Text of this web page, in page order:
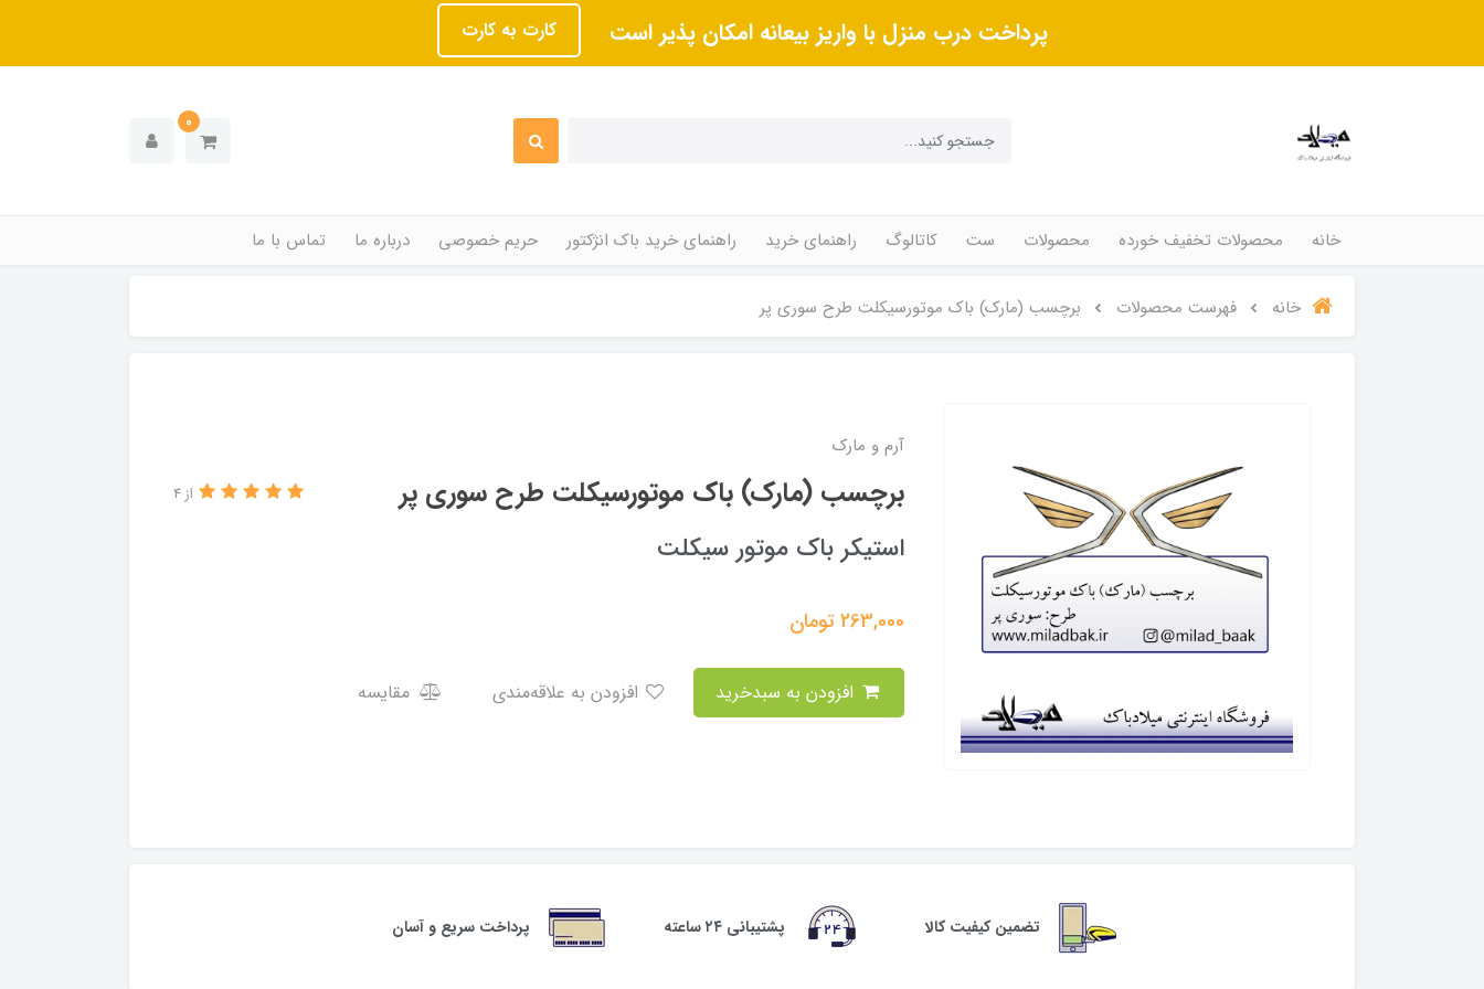
پرداخت درب منزل با واریز بیعانه امکان پذیر است کارت به کارت
0
خانه محصولات تخفیف خورده محصولات ست کاتالوگ راهنمای خرید راهنمای خرید باک انژکتور حریم خصوصی درباره ما تماس با ما
خانه فهرست محصولات برچسب (مارک) باک موتورسیکلت طرح سوری پر
آرم و مارک
برچسب (مارک) باک موتورسیکلت طرح سوری پر از 4
استیکر باک موتور سیکلت
263,000تومان
مقایسه
تضمین کیفیت کالا پشتیبانی ۲۴ ساعته پرداخت سریع و آسان